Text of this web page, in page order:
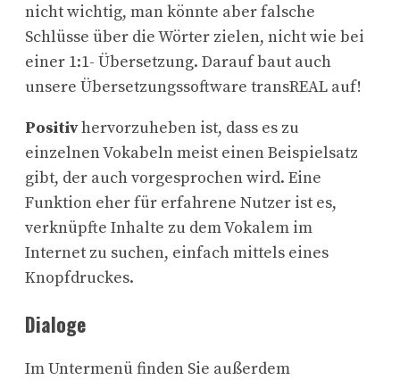
nicht wichtig, man könnte aber falsche
Schlüsse über die Wörter zielen, nicht wie bei
einer 1:1- Übersetzung. Darauf baut auch
unsere Übersetzungssoftware transREAL auf!
Positivhervorzuheben ist, dass es zu
einzelnen Vokabeln meist einen Beispielsatz
gibt, der auch vorgesprochen wird. Eine
Funktion eher für erfahrene Nutzer ist es,
verknüpfte Inhalte zu dem Vokalem im
Internet zu suchen, einfach mittels eines
Knopfdruckes.
Dialoge
Im Untermenü finden Sie außerdem